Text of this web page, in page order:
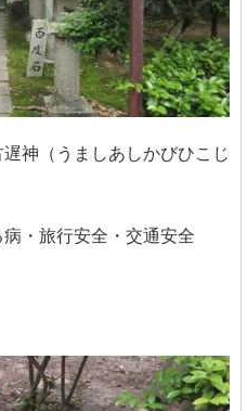
神（うましあしかびひこじ
病・旅行安全・交通安全